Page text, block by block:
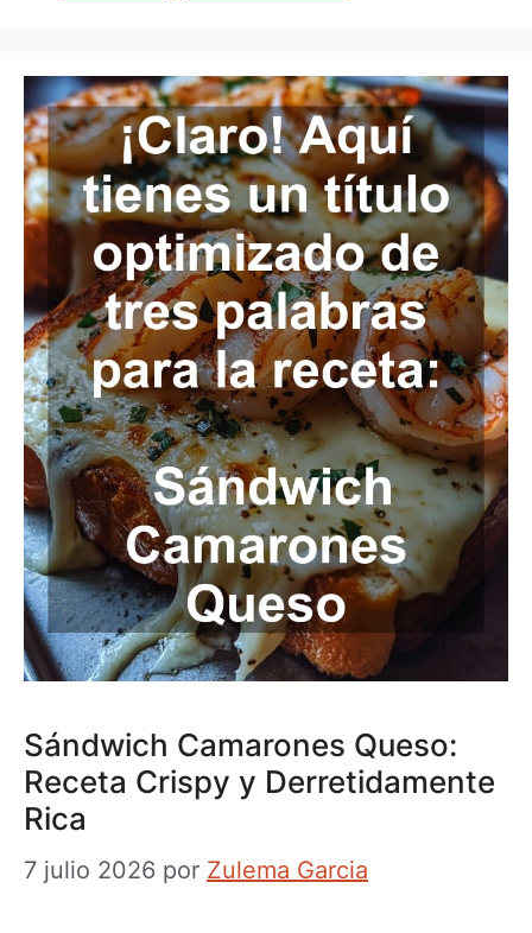
Sándwich Camarones Queso:
Receta Crispy y Derretidamente
Rica
7 julio 2026 por Zulema Garcia